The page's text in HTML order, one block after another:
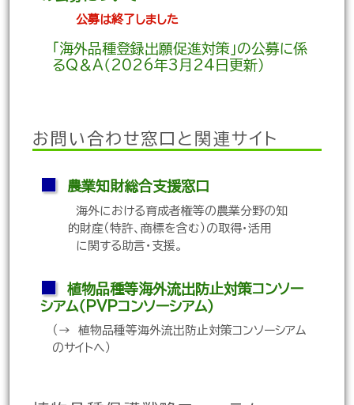
公募は終了しました
「海外品種登録出願促進対策」の公募に係
るQ＆A（2026年3月24日更新）
お問い合わせ窓口と関連サイト
■ 農業知財総合支援窓口
海外における育成者権等の農業分野の知
的財産（特許、商標を含む）の取得・活用
に関する助言・支援。
■
植物品種等海外流出防止対策コンソー
シアム（PVPコンソーシアム）
（→ 植物品種等海外流出防止対策コンソーシアム
のサイトへ）